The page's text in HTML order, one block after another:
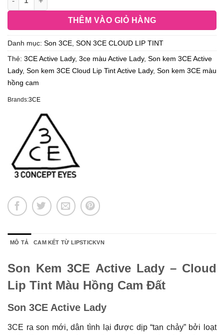
THÊM VÀO GIỎ HÀNG
Danh mục: Son 3CE SON 3CE CLOUD LIP TINT
Thẻ: 3CE Active Lady, 3ce màu Active Lady, Son kem 3CE Active
Lady, Son kem 3CE Cloud Lip Tint Active Lady, Son kem 3CE màu
hồng cam
Brands:3CE
MÔ TẢ CAM KẾT TỪ LIPSTICKVN
Son Kem 3CE Active Lady – Cloud
Lip Tint Màu Hồng Cam Đất
Son 3CE Active Lady
3CE ra son mới, dân tình lại được dịp “tan chảy” bởi loạt